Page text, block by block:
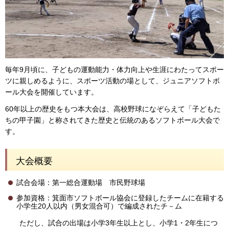
毎年9月頃に、子どもの運動能力・体力向上や生涯にわたってスポー
ツに親しめるように、スポーツ活動の場として、ジュニアソフトボ
ール大会を開催しています。
60年以上の歴史をもつ本大会は、高校野球になぞらえて「子どもた
ちの甲子園」と称されてきた歴史と伝統のあるソフトボール大会で
す。
大会概要
試合会場：第一総合運動場 市民野球場
参加資格：箕面市ソフトボール協会に登録したチームに在籍する
小学生20人以内（男女混合可）で編成されたチ－ム
ただし、試合の出場は小学3年生以上とし、小学1・2年生につ